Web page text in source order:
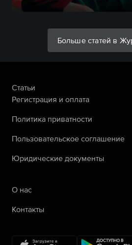
Больше статей в
Статьи
Регистрация и оплата
Политика приватности
Пользовательское соглашение
Юридические документы
О нас
Контакты